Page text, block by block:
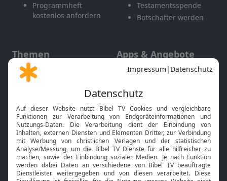
Programmheft
kostenlos anfordern
Testamentsspende
Botschafter werden
Themen
Gott und Bibel erklärt
Neuigkeiten
Apps & Angebote
Mobile App
Smart TV
HbbTV
Bibelthek Online-Bibel
Nächster Gottesdienst